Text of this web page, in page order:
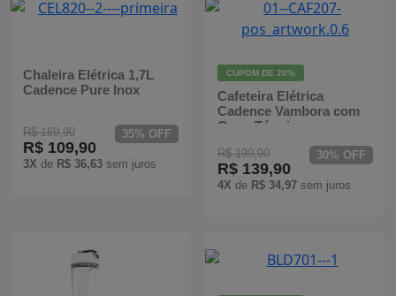
Chaleira Elétrica 1,7L
Cadence Pure Inox
R$ 169,90
R$ 109,90
3X de R$ 36,63 sem juros
35% OFF
CUPOM DE 20%
Cafeteira Elétrica
Cadence Vambora com
Copo Térmico
R$ 199,90
R$ 139,90
4X de R$ 34,97 sem juros
30% OFF
Máquina de Waffle
Batedeiras